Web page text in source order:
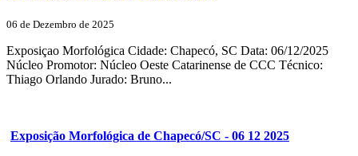
06 de Dezembro de 2025
Exposiçao Morfológica Cidade: Chapecó, SC Data: 06/12/2025
Núcleo Promotor: Núcleo Oeste Catarinense de CCC Técnico:
Thiago Orlando Jurado: Bruno...
Exposição Morfológica de Chapecó/SC - 06 12 2025